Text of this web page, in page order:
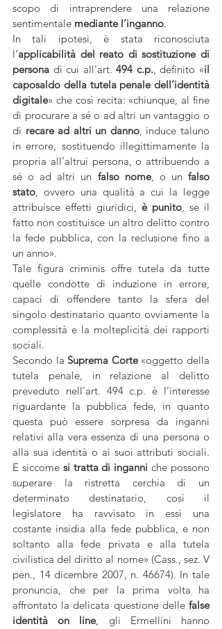
scopo di intraprendere una relazione
sentimentale mediante l’inganno.
In tali ipotesi, è stata riconosciuta
l’applicabilità del reato di sostituzione di
persona di cui all’art. 494 c.p., definito «il
caposaldo della tutela penale dell’identità
digitale» che così recita: «chiunque, al fine
di procurare a sé o ad altri un vantaggio o
di recare ad altri un danno, induce taluno
in errore, sostituendo illegittimamente la
propria all’altrui persona, o attribuendo a
sé o ad altri un falso nome, o un falso
stato, ovvero una qualità a cui la legge
attribuisce effetti giuridici, è punito, se il
fatto non costituisce un altro delitto contro
la fede pubblica, con la reclusione fino a
un anno».
Tale figura criminis offre tutela da tutte
quelle condotte di induzione in errore,
capaci di offendere tanto la sfera del
singolo destinatario quanto ovviamente la
complessità e la molteplicità dei rapporti
sociali.
Secondo la Suprema Corte «oggetto della
tutela penale, in relazione al delitto
preveduto nell’art. 494 c.p. è l’interesse
riguardante la pubblica fede, in quanto
questa può essere sorpresa da inganni
relativi alla vera essenza di una persona o
alla sua identità o ai suoi attributi sociali.
E siccome si tratta di inganni che possono
superare la ristretta cerchia di un
determinato destinatario, così il
legislatore ha ravvisato in essi una
costante insidia alla fede pubblica, e non
soltanto alla fede privata e alla tutela
civilistica del diritto al nome» (Cass., sez. V
pen., 14 dicembre 2007, n. 46674). In tale
pronuncia, che per la prima volta ha
affrontato la delicata questione delle false
identità on line, gli Ermellini hanno